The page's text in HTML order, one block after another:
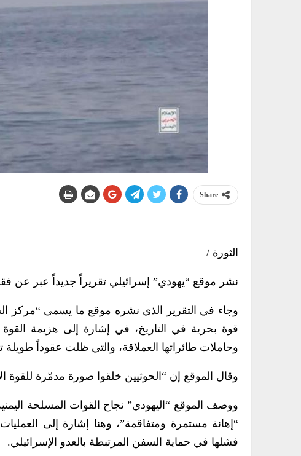
Share
الثورة /
نشر موقع “يهودي” إسرائيلي تقريراً جديداً عبر عن
وجاء في التقرير الذي نشره موقع ما يسمى “مركز
قوة بحرية في التاريخ، في إشارة إلى هزيمة القوة
وحاملات طائراتها العملاقة، والتي ظلت عقوداً
وقال الموقع إن “الحوثيين خلقوا صورة مدمّرة للقوة
ووصف الموقع “اليهودي” نجاح القوات المسلحة
“إهانة مستمرة ومتفاقمة”، وهنا إشارة إلى
فشلها في حماية السفن المرتبطة بالعدو الإسرائيلي.